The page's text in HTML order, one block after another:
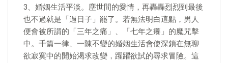
3、婚姻生活平淡。塵世間的愛情，再轟轟烈烈到最後
也不過就是「過日子」罷了。若無法明白這點，男人
便會被所謂的「三年之痛」、「七年之癢」的魔咒擊
中。千篇一律、一陳不變的婚姻生活會使深鎖在無聊
欲寂寞中的開始渴求改變，躍躍欲試的尋求冒險。這